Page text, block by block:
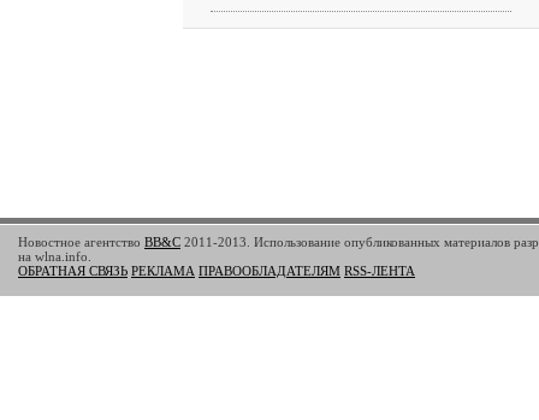
Новостное агентство BB&C 2011-2013. Использование опубликованных материалов
на wlna.info.
ОБРАТНАЯ СВЯЗЬ РЕКЛАМА ПРАВООБЛАДАТЕЛЯМ RSS-ЛЕНТА